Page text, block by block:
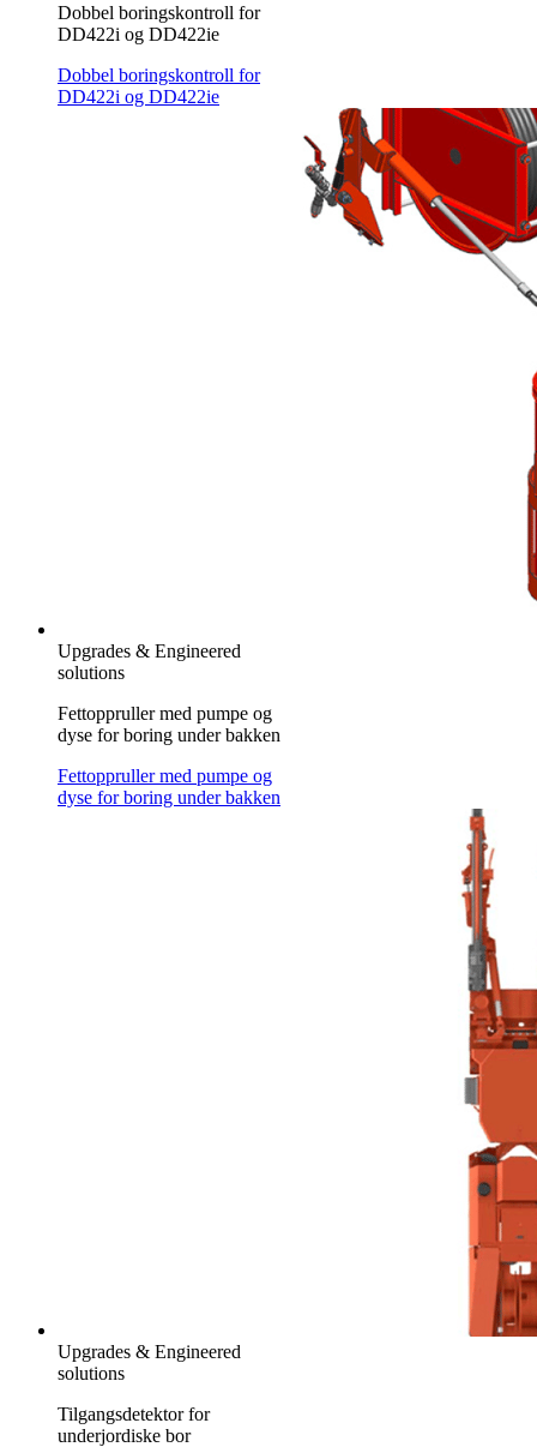
Dobbel boringskontroll for
DD422i og DD422ie
Dobbel boringskontroll for
DD422i og DD422ie
Upgrades & Engineered
solutions
Fettoppruller med pumpe og
dyse for boring under bakken
Fettoppruller med pumpe og
dyse for boring under bakken
Upgrades & Engineered
solutions
Tilgangsdetektor for
underjordiske bor